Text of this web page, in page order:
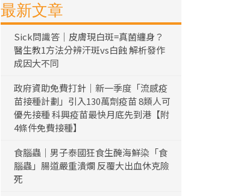
最新文章
Sick問識答｜皮膚現白斑=真菌纏身？
醫生教1方法分辨汗斑vs白蝕 解析發作
成因大不同
政府資助免費打針｜新一季度「流感疫
苗接種計劃」引入130萬劑疫苗 8類人可
優先接種 科興疫苗最快月底先到港【附
4條件免費接種】
食腦蟲｜男子泰國狂食生醃海鮮染「食
腦蟲」腸道嚴重潰爛 反覆大出血休克險
死